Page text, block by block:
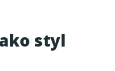
styl